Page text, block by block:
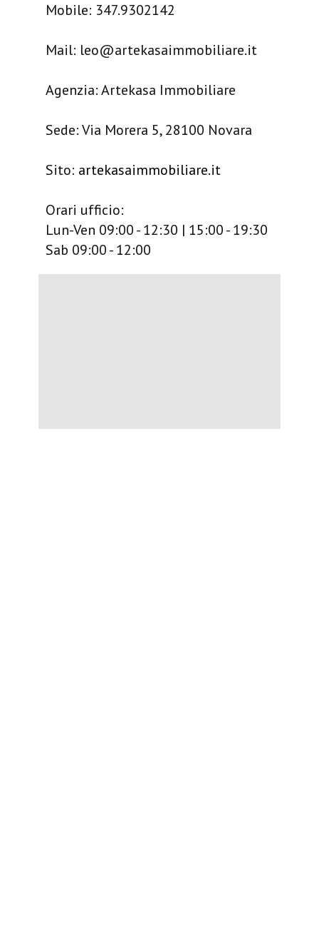
Mobile: 347.9302142
Mail: leo@artekasaimmobiliare.it
Agenzia: Artekasa Immobiliare
Sede: Via Morera 5, 28100 Novara
Sito: artekasaimmobiliare.it
Orari ufficio:
Lun-Ven 09:00 - 12:30 | 15:00 - 19:30
Sab 09:00 - 12:00